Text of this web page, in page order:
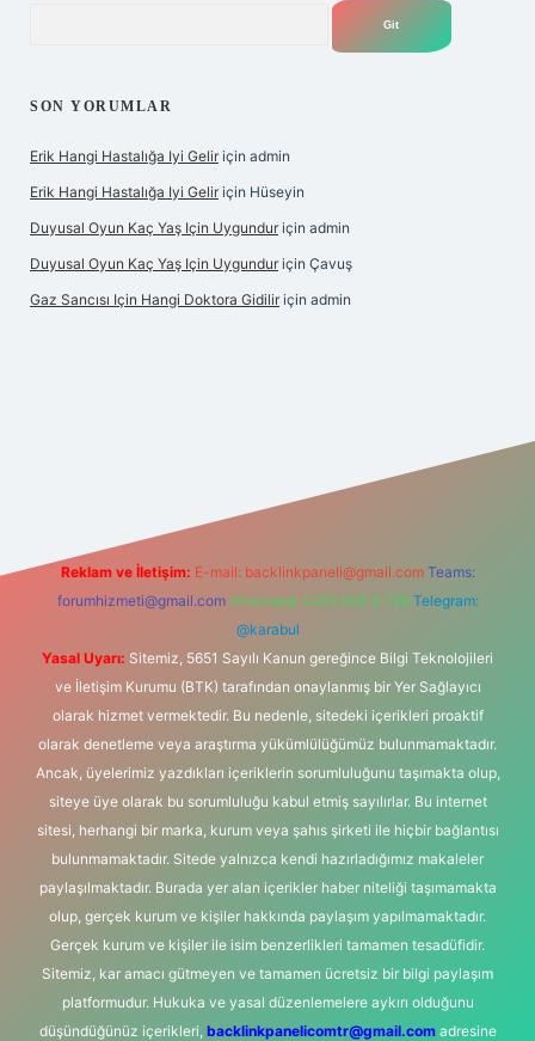
SON YORUMLAR
Erik Hangi Hastalığa Iyi Gelir için admin
Erik Hangi Hastalığa Iyi Gelir için Hüseyin
Duyusal Oyun Kaç Yaş Için Uygundur için admin
Duyusal Oyun Kaç Yaş Için Uygundur için Çavuş
Gaz Sancısı Için Hangi Doktora Gidilir için admin
Reklam ve İletişim: E-mail: backlinkpaneli@gmail.com Teams:
forumhizmeti@gmail.com Whatsapp: 0262 606 0 726 Telegram:
@karabul
Yasal Uyarı: Sitemiz, 5651 Sayılı Kanun gereğince Bilgi Teknolojileri
ve İletişim Kurumu (BTK) tarafından onaylanmış bir Yer Sağlayıcı
olarak hizmet vermektedir. Bu nedenle, sitedeki içerikleri proaktif
olarak denetleme veya araştırma yükümlülüğümüz bulunmamaktadır.
Ancak, üyelerimiz yazdıkları içeriklerin sorumluluğunu taşımakta olup,
siteye üye olarak bu sorumluluğu kabul etmiş sayılırlar. Bu internet
sitesi, herhangi bir marka, kurum veya şahıs şirketi ile hiçbir bağlantısı
bulunmamaktadır. Sitede yalnızca kendi hazırladığımız makaleler
paylaşılmaktadır. Burada yer alan içerikler haber niteliği taşımamakta
olup, gerçek kurum ve kişiler hakkında paylaşım yapılmamaktadır.
Gerçek kurum ve kişiler ile isim benzerlikleri tamamen tesadüfidir.
Sitemiz, kar amacı gütmeyen ve tamamen ücretsiz bir bilgi paylaşım
platformudur. Hukuka ve yasal düzenlemelere aykırı olduğunu
düşündüğünüz içerikleri, backlinkpanelicomtr@gmail.comadresine